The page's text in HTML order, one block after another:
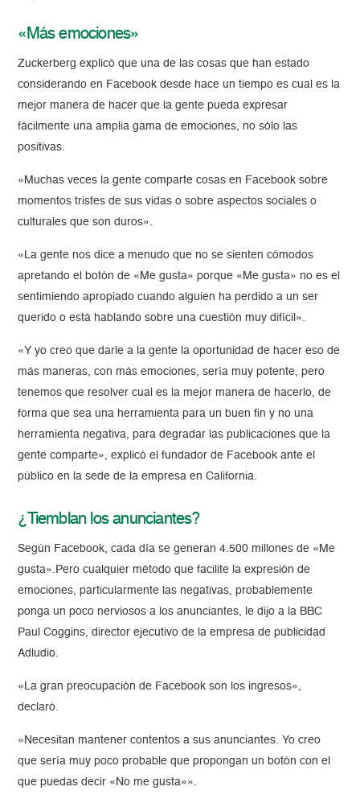
«Más emociones»
Zuckerberg explicó que una de las cosas que han estado
considerando en Facebook desde hace un tiempo es cual es la
mejor manera de hacer que la gente pueda expresar
fácilmente una amplia gama de emociones, no sólo las
positivas.
«Muchas veces la gente comparte cosas en Facebook sobre
momentos tristes de sus vidas o sobre aspectos sociales o
culturales que son duros».
«La gente nos dice a menudo que no se sienten cómodos
apretando el botón de «Me gusta» porque «Me gusta» no es el
sentimiendo apropiado cuando alguien ha perdido a un ser
querido o está hablando sobre una cuestión muy difícil».
«Y yo creo que darle a la gente la oportunidad de hacer eso de
más maneras, con más emociones, sería muy potente, pero
tenemos que resolver cual es la mejor manera de hacerlo, de
forma que sea una herramienta para un buen fin y no una
herramienta negativa, para degradar las publicaciones que la
gente comparte», explicó el fundador de Facebook ante el
público en la sede de la empresa en California.
¿Tiemblan los anunciantes?
Según Facebook, cada día se generan 4.500 millones de «Me
gusta».Pero cualquier método que facilite la expresión de
emociones, particularmente las negativas, probablemente
ponga un poco nerviosos a los anunciantes, le dijo a la BBC
Paul Coggins, director ejecutivo de la empresa de publicidad
Adludio.
«La gran preocupación de Facebook son los ingresos»,
declaró.
«Necesitan mantener contentos a sus anunciantes. Yo creo
que sería muy poco probable que propongan un botón con el
que puedas decir «No me gusta»».